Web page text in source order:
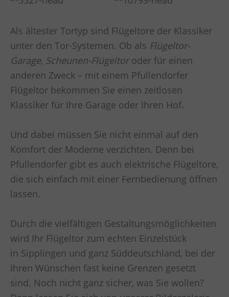
Als ältester Tortyp sind Flügeltore der Klassiker
unter den Tor-Systemen. Ob als Flügeltor-
Garage, Scheunen-Flügeltoroder für einen
anderen Zweck – mit einem Pfullendorfer
Flügeltor bekommen Sie einen zeitlosen
Klassiker für Ihre Garage oder Ihren Hof.
Und dabei müssen Sie nicht einmal auf den
Komfort der Moderne verzichten. Denn bei
Pfullendorfer gibt es auch elektrische Flügeltore,
die sich einfach mit einer Fernbedienung öffnen
lassen.
Durch die vielfältigen Gestaltungsmöglichkeiten
wird Ihr Flügeltor zum echten Einzelstück
in Sipplingen und ganz Süddeutschland, bei der
Ihren Wünschen fast keine Grenzen gesetzt
sind. Noch nicht ganz sicher, was Sie wollen?